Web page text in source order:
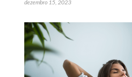
dezembro 15, 2023